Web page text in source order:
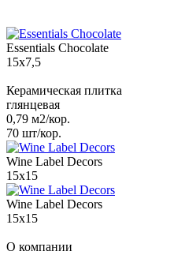
Essentials Chocolate
15x7,5
Керамическая плитка
глянцевая
0,79 м2/кор.
70 шт/кор.
Wine Label Decors
15x15
Wine Label Decors
15x15
О компании